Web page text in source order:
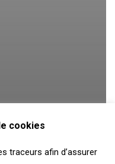
cookies
traceurs afin d’assurer